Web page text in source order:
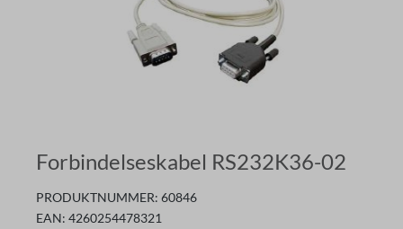
Forbindelseskabel RS232K36-02
PRODUKTNUMMER: 60846
EAN: 4260254478321